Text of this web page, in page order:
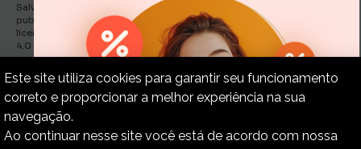
Salvo indicações em contrário, os e Books e artigos traduzidos e
publicados por O Estandarte de Cristo estão licenciadas de uma
licença Creative Commons Attribution-NonCommercial-No Derivatives
4.0 International Public.
Copyright © 2015-2024 – Estandarte de Cristo. Todos os
Este site utiliza cookies para garantir seu funcionamento
correto e proporcionar a melhor experiência na sua
navegação.
Ao continuar nesse site você está de acordo com nossa